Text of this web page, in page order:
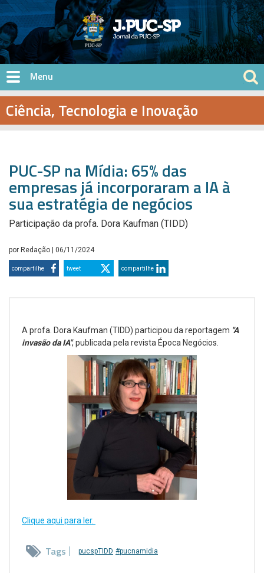
Pular para o conteúdo principal
Ciência, Tecnologia e Inovação
PUC-SP na Mídia: 65% das
empresas já incorporaram a IA à
sua estratégia de negócios
Participação da profa. Dora Kaufman (TIDD)
por Redação | 06/11/2024
compartilhe tweet compartilhe
A profa. Dora Kaufman (TIDD) participou da reportagem "A
invasão da IA", publicada pela revista Época Negócios.
Clique aqui para ler.
Tags pucspTIDD #pucnamidia